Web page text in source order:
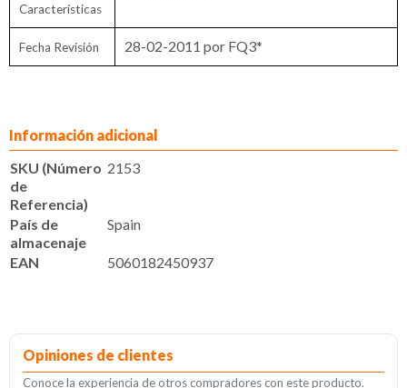
Características
Fecha Revisión 28-02-2011 por FQ3*
Información adicional
SKU (Número
de
Referencia)
2153
País de
almacenaje
Spain
EAN 5060182450937
Opiniones de clientes
Conoce la experiencia de otros compradores con este producto.